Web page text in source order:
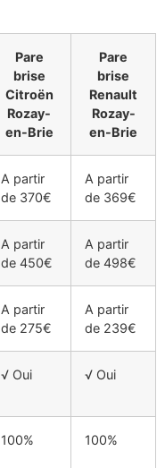
Pare
brise
Citroën
Rozay-
en-Brie
Pare
brise
Renault
Rozay-
en-Brie
A partir
de 370€
A partir
de 369€
A partir
de 450€
A partir
de 498€
A partir
de 275€
A partir
de 239€
√ Oui √ Oui
100% 100%